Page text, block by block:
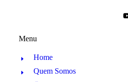
Menu
Home
Quem Somos